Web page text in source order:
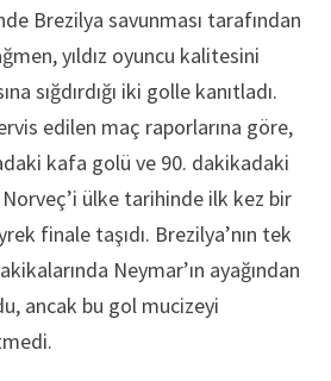
Brezilya savunması tarafından
yıldız oyuncu kalitesini
sığdırdığı iki golle kanıtladı.
edilen maç raporlarına göre,
kafa golü ve 90. dakikadaki
ülke tarihinde ilk kez bir
finale taşıdı. Brezilya’nın tek
Neymar’ın ayağından
ancak bu gol mucizeyi